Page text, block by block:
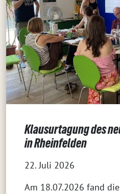
Klausurtagung des
in Rheinfelden
22. Juli 2026
Am 18.07.2026 fand